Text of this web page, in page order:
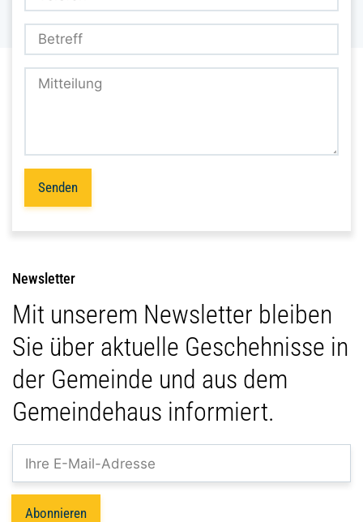
Senden
Newsletter
Mit unserem Newsletter bleiben
Sie über aktuelle Geschehnisse in
der Gemeinde und aus dem
Gemeindehaus informiert.
Abonnieren